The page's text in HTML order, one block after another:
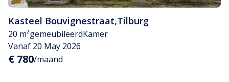
Kasteel Bouvignestraat,Tilburg
20 m²gemeubileerdKamer
Vanaf 20 May 2026
€ 780/maand